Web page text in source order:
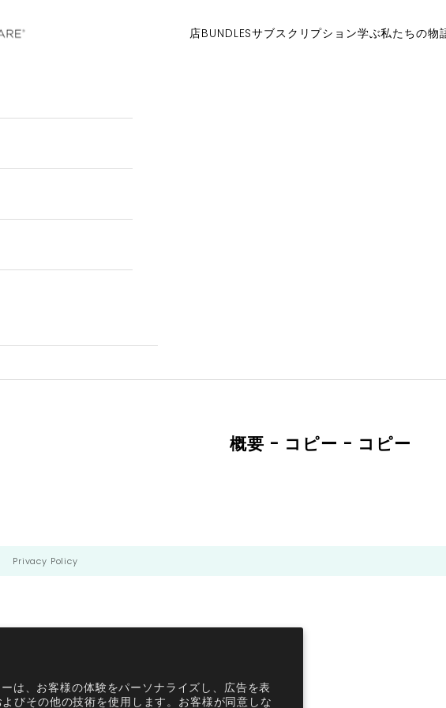
は、お客様の体験をパーソナライズし、広告を表
びその他の技術を使用します。お客様が同意しな
店BUNDLESサブスクリプション学ぶ私たちの物
概要 - コピー - コピー
Privacy Policy